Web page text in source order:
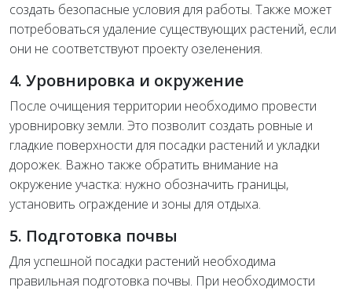
создать безопасные условия для работы. Также может
потребоваться удаление существующих растений, если
они не соответствуют проекту озеленения.
4. Уровнировка и окружение
После очищения территории необходимо провести
уровнировку земли. Это позволит создать ровные и
гладкие поверхности для посадки растений и укладки
дорожек. Важно также обратить внимание на
окружение участка: нужно обозначить границы,
установить ограждение и зоны для отдыха.
5. Подготовка почвы
Для успешной посадки растений необходима
правильная подготовка почвы. При необходимости